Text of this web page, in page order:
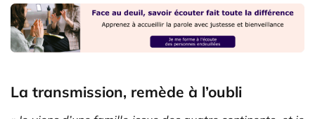
La transmission, remède à l’oubli